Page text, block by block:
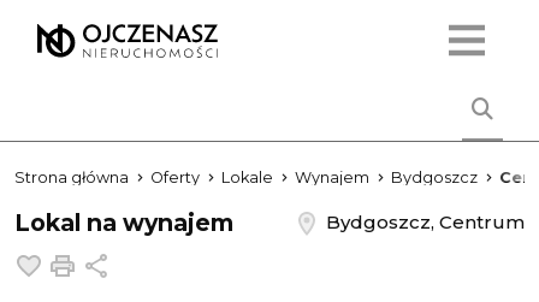
Strona główna Oferty Lokale Wynajem Bydgoszcz
Lokal na wynajem
Bydgoszcz, Centrum
Dodaj do ulubionych
Drukuj